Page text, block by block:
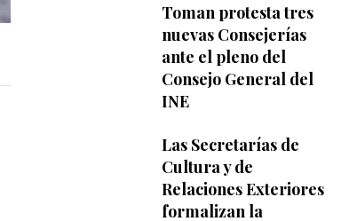
Toman protesta tres
nuevas Consejerías
ante el pleno del
Consejo General del
INE
Las Secretarías de
Cultura y de
Relaciones Exteriores
formalizan la